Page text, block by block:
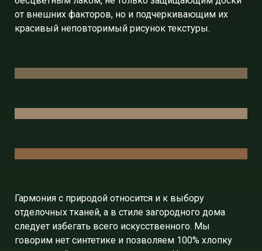
от внешних факторов, но и подчеркивающим их
красивый неповторимый рисунок текстуры.
Гармония с природой относится и к выбору
отделочных тканей, а в стиле загородного дома
следует избегать всего искусственного. Мы
говорим нет синтетике и позволяем 100% хлопку